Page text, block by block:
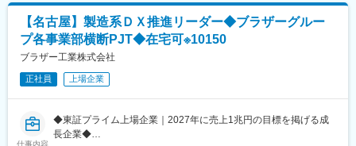
ってきて開発をしてもらうという独自のビジネスモデルがござい
ます。そのため、エンジニアの成長を何よりも重要視していま
す。今期は組織改革も行い、3～5年後の自社開発に向け動き出し
ています。
課題解決力の高さにより、3DCAD等の世界的ソフト会社のダッソ
ー・システムズ社のプラチナパートナーに認定されております。
成
【技術戦略立案・標準化】
・データ基盤の整備戦略（データクレンジング、構造化、RAG活
用等）の立案
・フィジカルAI（センサーデータ、ロボティクス等）を活用した
実世界へのフィードバックループ
構築の企画
【組織・人材マネジメント】
・プロジェクトの統括（QCD管理）
・プロジェクトマネージャーおよびメンバーの育成、メンタリン
【名古屋】製造系ＤＸ推進リーダー◆ブラザーグルー
プ各事業部横断PJT◆在宅可※10150
ブラザー工業株式会社
正社員 上場企業
仕事内容
◆東証プライム上場企業｜2027年に売上1兆円の目標を掲げる成
長企業◆